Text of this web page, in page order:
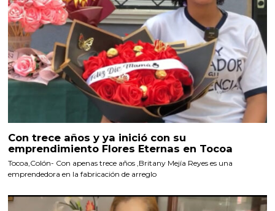
Con trece años y ya inició con su
emprendimiento Flores Eternas en Tocoa
Tocoa,Colón- Con apenas trece años ,Britany Mejía Reyes es una
emprendedora en la fabricación de arreglo